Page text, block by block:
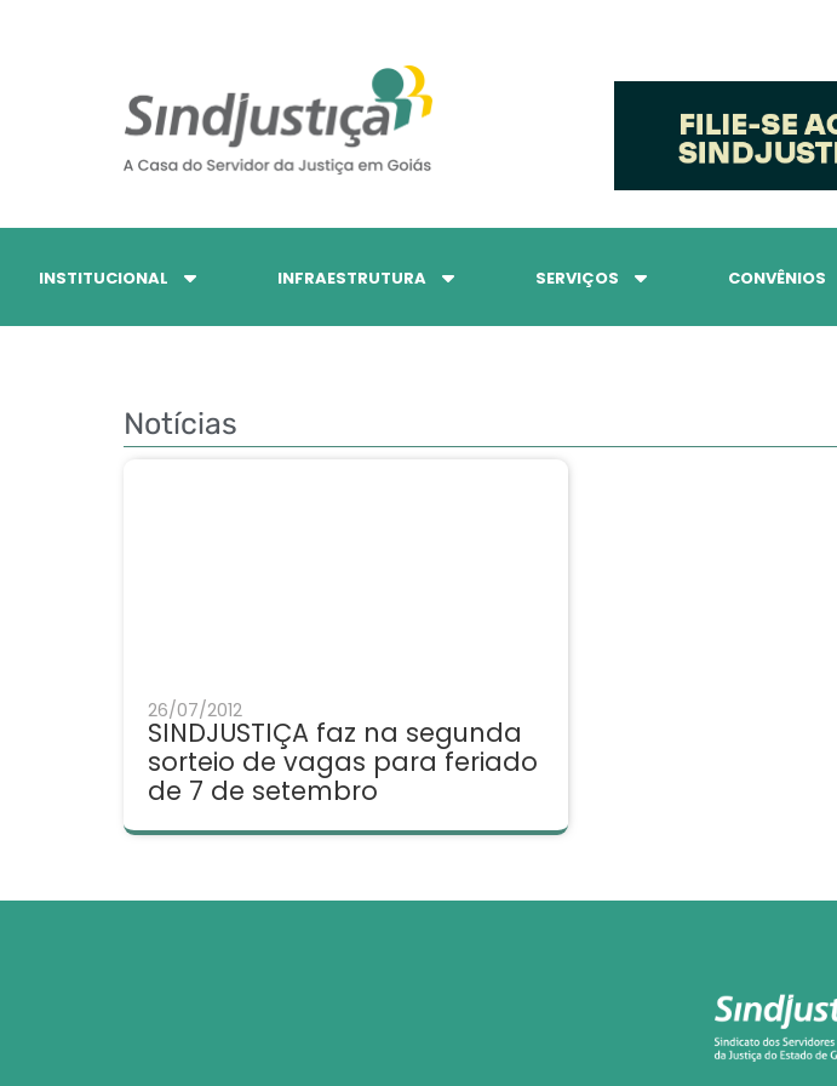
INSTITUCIONAL INFRAESTRUTURA SERVIÇOS CONVÊNIOS
Notícias
26/07/2012
SINDJUSTIÇA faz na segunda
sorteio de vagas para feriado
de 7 de setembro